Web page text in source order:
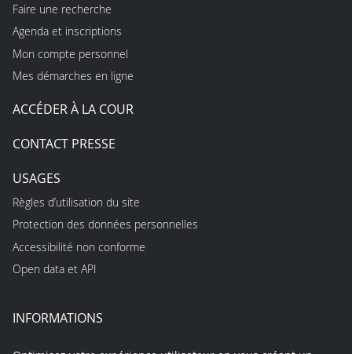
Faire une recherche
Agenda et inscriptions
Mon compte personnel
Mes démarches en ligne
ACCÉDER À LA COUR
CONTACT PRESSE
USAGES
Règles d’utilisation du site
Protection des données personnelles
Accessibilité non conforme
Open data et API
INFORMATIONS